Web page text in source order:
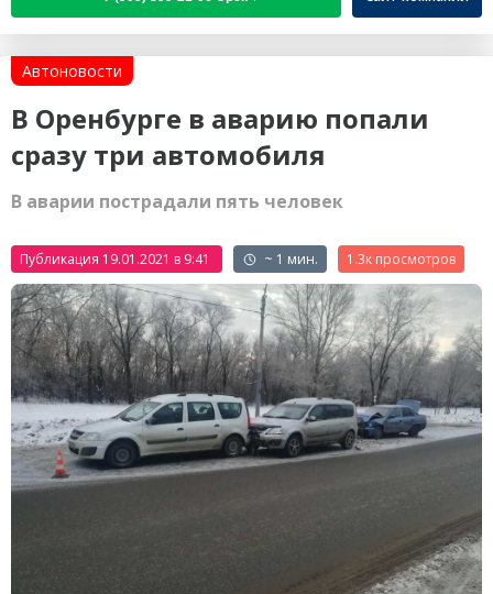
Автоновости
В Оренбурге в аварию попали
сразу три автомобиля
В аварии пострадали пять человек
Публикация 19.01.2021 в 9:41 ~ 1 мин. 1.3к